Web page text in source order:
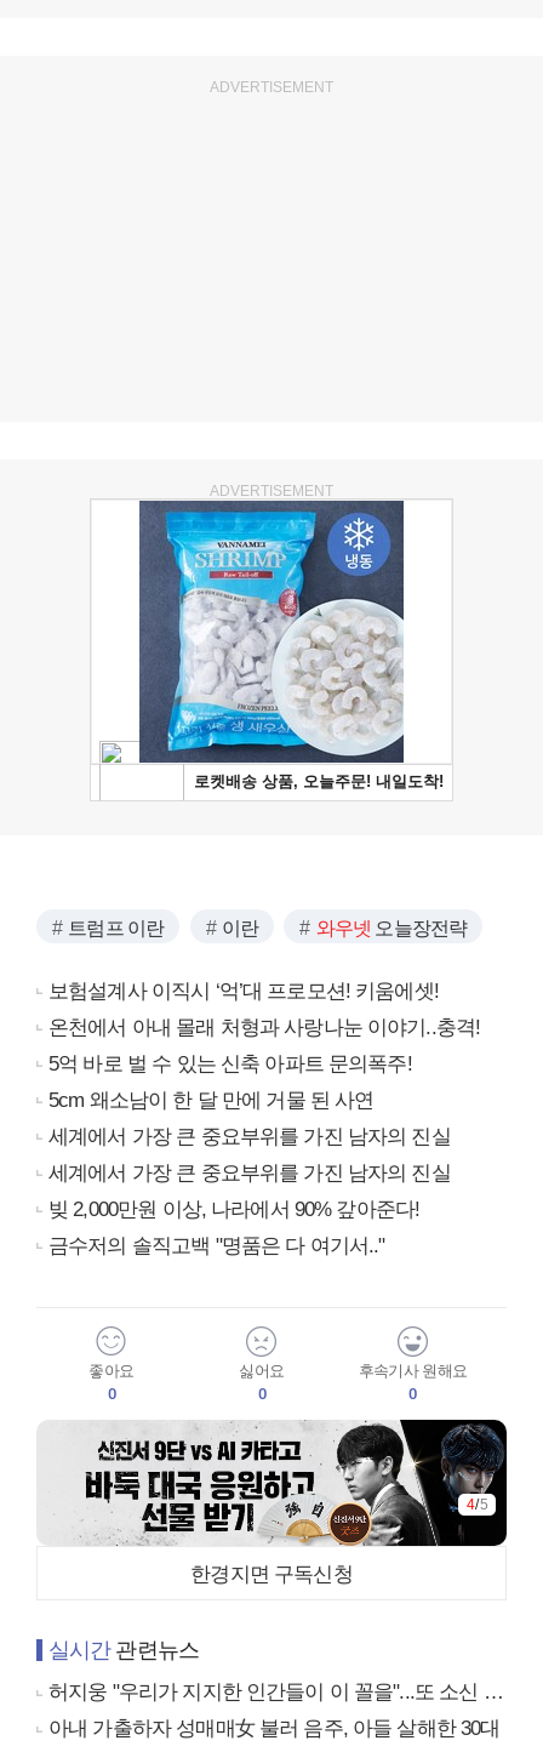
ADVERTISEMENT
ADVERTISEMENT
트럼프 이란 이란 와우넷 오늘장전략
보험설계사 이직시 ‘억’대 프로모션! 키움에셋!
온천에서 아내 몰래 처형과 사랑나눈 이야기..충격!
5억 바로 벌 수 있는 신축 아파트 문의폭주!
5cm 왜소남이 한 달 만에 거물 된 사연
세계에서 가장 큰 중요부위를 가진 남자의 진실
세계에서 가장 큰 중요부위를 가진 남자의 진실
빚 2,000만원 이상, 나라에서 90% 갚아준다!
금수저의 솔직고백 "명품은 다 여기서.."
좋아요
0
싫어요
0
후속기사 원해요
0
4/5
한경지면 구독신청
실시간관련뉴스
허지웅 "우리가 지지한 인간들이 이 꼴을"...또 소신 발언
아내 가출하자 성매매女 불러 음주, 아들 살해한 30대